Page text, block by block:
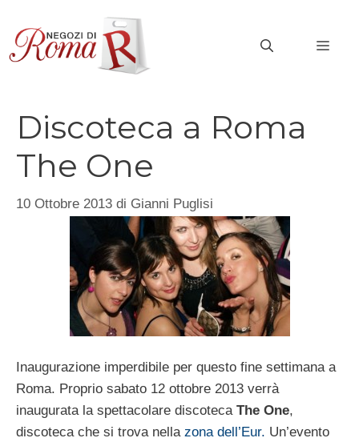
contenuto
Discoteca a Roma
The One
10 Ottobre 2013 di Gianni Puglisi
Inaugurazione imperdibile per questo fine settimana a
Roma. Proprio sabato 12 ottobre 2013 verrà
inaugurata la spettacolare discoteca The One,
discoteca che si trova nella zona dell’Eur. Un’evento